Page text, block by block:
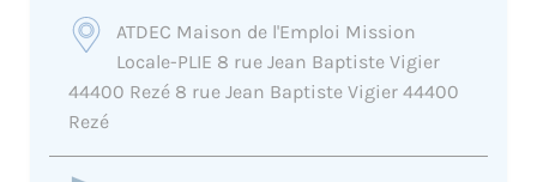
ATDEC Maison de l'Emploi Mission
Locale-PLIE 8 rue Jean Baptiste Vigier
44400 Rezé 8 rue Jean Baptiste Vigier 44400
Rezé